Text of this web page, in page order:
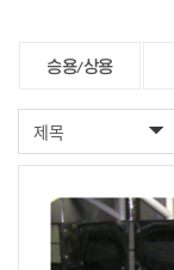
승용/상용